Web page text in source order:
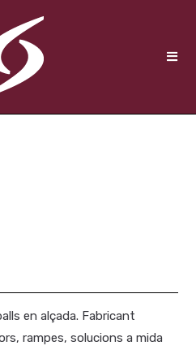
en alçada. Fabricant
rampes, solucions a mida